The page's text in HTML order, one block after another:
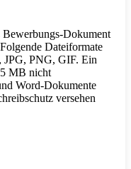
Bewerbungs-Dokument
Dateiformate
JPG, PNG, GIF. Ein
MB nicht
Word-Dokumente
versehen